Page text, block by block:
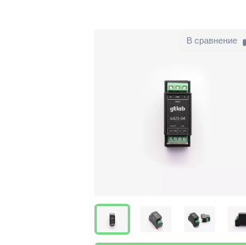
В сравнение